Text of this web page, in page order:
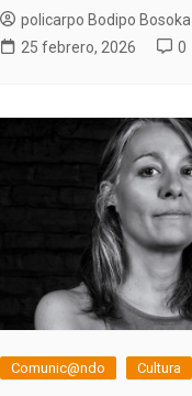
policarpo Bodipo Bosoka
25 febrero, 2026
0
Comunic@ndo Cultura